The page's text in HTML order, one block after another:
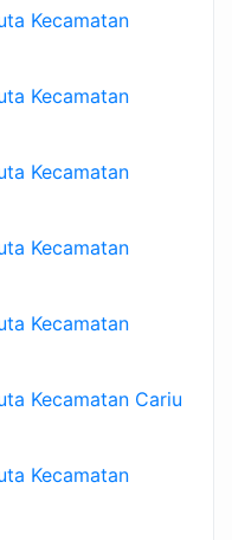
Kecamatan
Kecamatan
Kecamatan
Kecamatan
Kecamatan
Kecamatan Cariu
Kecamatan